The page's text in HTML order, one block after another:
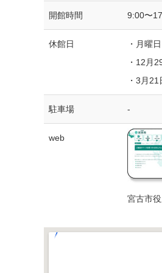
開館時間 9:00〜
休館日
・月曜日
・12月
・3月
駐車場 -
web
宮古市